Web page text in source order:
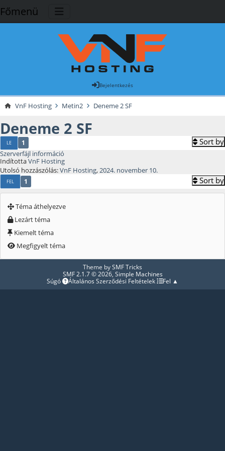
Főmenü
Bejelentkezés
VnF Hosting Metin2 Deneme 2 SF
Deneme 2 SF
LE 1 Sort by
Szerverfájl információ
IndítottaVnF Hosting
Utolsó hozzászólás:VnF Hosting,2024. november 10.
FEL 1 Sort by
Téma áthelyezve
Lezárt téma
Kiemelt téma
Megfigyelt téma
Theme bySMF Tricks
SMF 2.1.7 © 2026, Simple Machines
Súgó
Általános Szerződési Feltételek Fel ▲